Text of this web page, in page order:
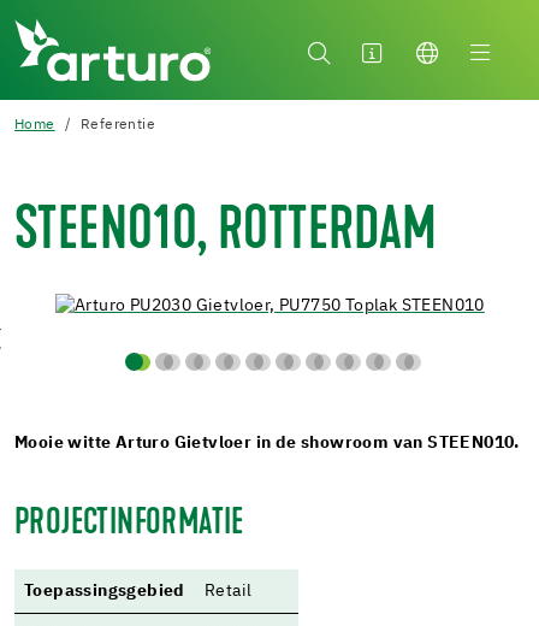
Home Referentie
STEEN010, ROTTERDAM
Mooie witte Arturo Gietvloer in de showroom van STEEN010.
PROJECTINFORMATIE
Toepassingsgebied Retail